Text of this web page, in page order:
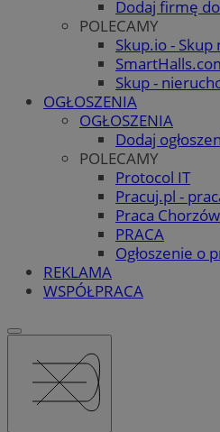
Dodaj firmę
POLECAMY
Skup.io -
Skup -
OGŁOSZENIA
OGŁOSZENIA
Dodaj
POLECAMY
Protocol IT
Pracuj.pl -
Praca Chorzów
PRACA
Ogłoszenie o
REKLAMA
WSPÓŁPRACA